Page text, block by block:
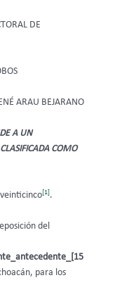
DE
ARAU BEJARANO
A UN
COMO
[1].
del
para los